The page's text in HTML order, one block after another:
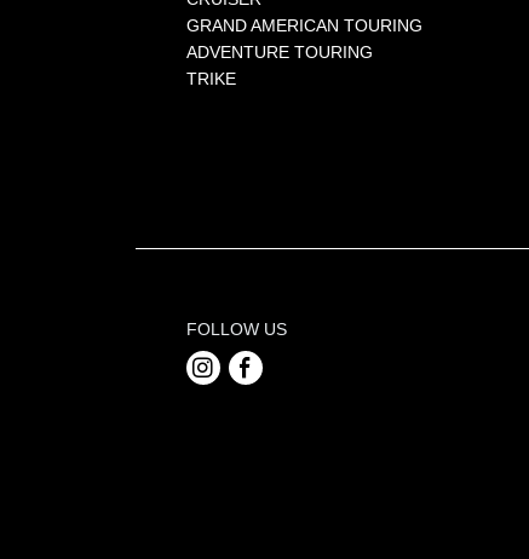
GRAND AMERICAN TOURING
ADVENTURE TOURING
TRIKE
FOLLOW US